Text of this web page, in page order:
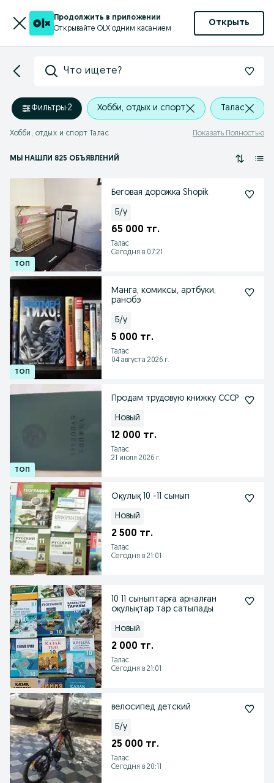
Продолжить в приложении
Открывайте OLX одним касанием
Открыть
Что ищете?
Фильтры·2 Хобби, отдых и спорт Талас
Хобби, отдых и спорт Талас Показать Полностью
МЫ НАШЛИ 825 ОБЪЯВЛЕНИЙ
Беговая дорожка Shopik
Б/у
65 000 тг.
Талас
Сегодня в 07:21
Манга, комиксы, артбуки,
ранобэ
Б/у
5 000 тг.
Талас
04 августа 2026 г.
Продам трудовую книжку СССР
Новый
12 000 тг.
Талас
21 июля 2026 г.
Оқулық 10 -11 сынып
Новый
2 500 тг.
Талас
Сегодня в 21:01
10 11 сыныптарға арналған
оқулықтар тар сатылады
Новый
2 000 тг.
Талас
Сегодня в 21:01
велосипед детский
Б/у
25 000 тг.
Талас
Сегодня в 20:11